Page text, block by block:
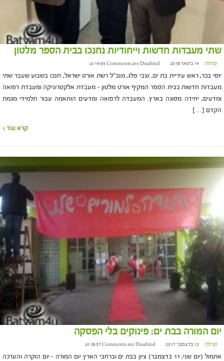
שתי מעבדות חדשות וייחודיות נחנכו בבית הספר מלטון
קהילה 14 בינואר 2018 at 14:05 Comments are Disabled
יוסי בכר, ראש עיריית בת ים, וצבי פלג, מנכ"ל רשת אורט ישראל, חנכו בשבוע שעבר שתי
מעבדות חדשות בבית הספר המקיף אורט מלטון – מעבדת אלקטרוניקה ומעבדת רפואה
ומדעים, יחידה מסוגה בארץ. המעבדה לרפואה ומדעים הותאמה עבור תלמידי מגמת
הקדם […]
קרא עוד ›
יום המורה בבת ים: פינוקים בלי הפסקה
קהילה 12 בדצמבר 2017 at 18:37 Comments are Disabled
אתמול (יום שני, 11 בדצמבר) ציון בבת ים וברחבי הארץ יום המורה – יום הוקרה והערכה